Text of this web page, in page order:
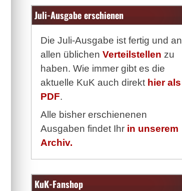
Juli-Ausgabe erschienen
Die Juli-Ausgabe ist fertig und an
allen üblichen Verteilstellen zu
haben. Wie immer gibt es die
aktuelle KuK auch direkt hier als
PDF.
Alle bisher erschienenen
Ausgaben findet Ihr in unserem
Archiv.
KuK-Fanshop